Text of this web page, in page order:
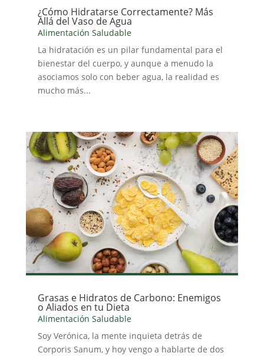
¿Cómo Hidratarse Correctamente? Más
Allá del Vaso de Agua
Alimentación Saludable
La hidratación es un pilar fundamental para el
bienestar del cuerpo, y aunque a menudo la
asociamos solo con beber agua, la realidad es
mucho más...
Grasas e Hidratos de Carbono: Enemigos
o Aliados en tu Dieta
Alimentación Saludable
Soy Verónica, la mente inquieta detrás de
Corporis Sanum, y hoy vengo a hablarte de dos